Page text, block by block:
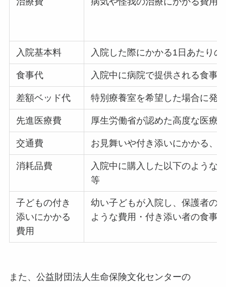
入院基本料 入院した際にかかる1日あたり
食事代 入院中に病院で提供される食事
差額ベッド代 特別療養室を希望した場合に発
先進医療費 厚生労働省が認めた高度な医療
交通費 お見舞いや付き添いにかかる、
消耗品費
入院中に購入した以下のような
等
子どもの付き
添いにかかる
費用
幼い子どもが入院し、保護者の
ような費用・付き添い者の食事
また、公益財団法人生命保険文化センターの